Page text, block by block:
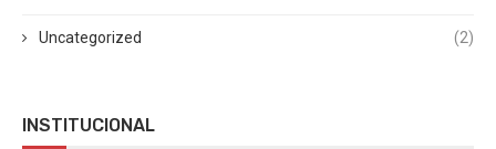
Uncategorized (2)
INSTITUCIONAL